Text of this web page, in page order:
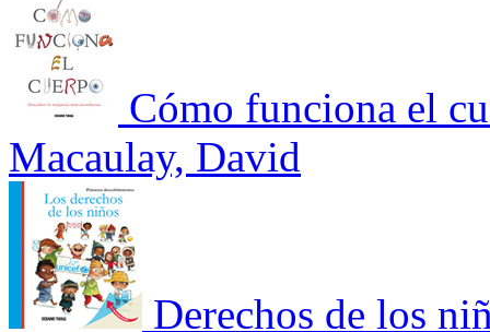
Cómo funciona el
Macaulay, David
Derechos de los